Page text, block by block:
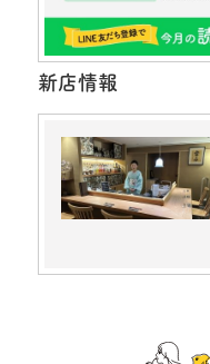
新店情報